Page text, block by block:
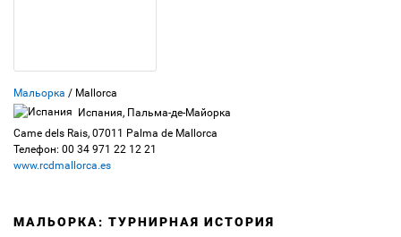
Мальорка / Mallorca
Испания, Пальма-де-Майорка
Came dels Rais, 07011 Palma de Mallorca
Телефон: 00 34 971 22 12 21
www.rcdmallorca.es
МАЛЬОРКА: ТУРНИРНАЯ ИСТОРИЯ